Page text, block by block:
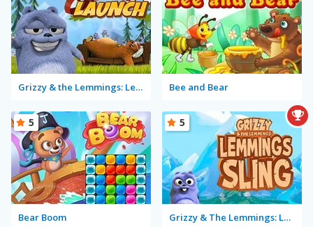
Grizzy & the Lemmings: Lemmings Launch Bee and Bear
Bear Boom
5
Grizzy & The Lemmings: Lemmings Sling
5